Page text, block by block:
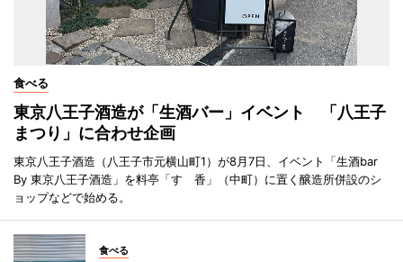
食べる
東京八王子酒造が「生酒バー」イベント 「八王子
まつり」に合わせ企画
東京八王子酒造（八王子市元横山町1）が8月7日、イベント「生酒bar
By 東京八王子酒造」を料亭「すゞ香」（中町）に置く醸造所併設のシ
ョップなどで始める。
食べる